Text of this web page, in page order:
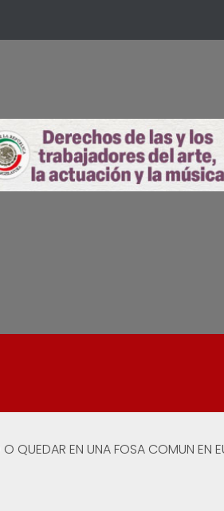
QUEDAR EN UNA FOSA COMUN EN